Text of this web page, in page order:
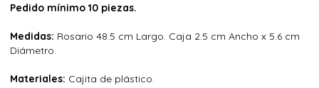
Pedido mínimo 10 piezas.
Medidas: Rosario 48.5 cm Largo. Caja 2.5 cm Ancho x 5.6 cm
Diámetro.
Materiales: Cajita de plástico.